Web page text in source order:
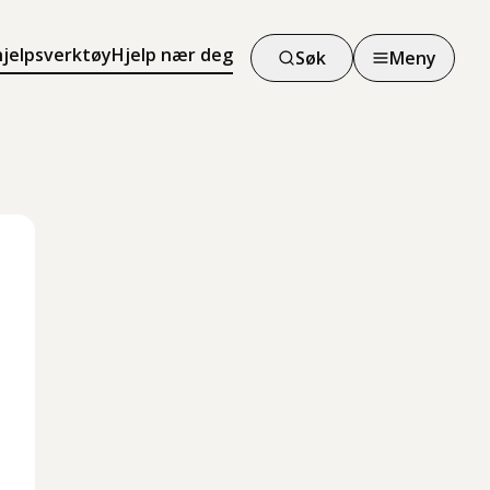
Hjelp nær deg Søk Meny